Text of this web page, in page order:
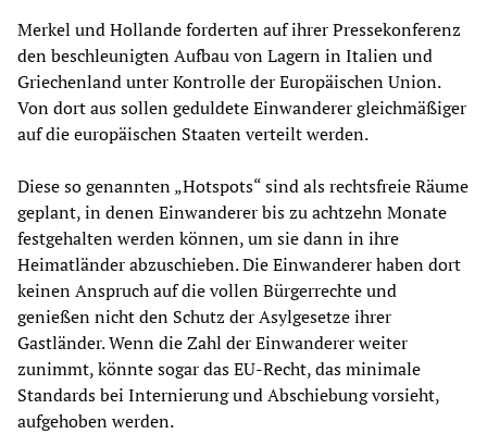
Merkel und Hollande forderten auf ihrer Pressekonferenz
den beschleunigten Aufbau von Lagern in Italien und
Griechenland unter Kontrolle der Europäischen Union.
Von dort aus sollen geduldete Einwanderer gleichmäßiger
auf die europäischen Staaten verteilt werden.
Diese so genannten „Hotspots“ sind als rechtsfreie Räume
geplant, in denen Einwanderer bis zu achtzehn Monate
festgehalten werden können, um sie dann in ihre
Heimatländer abzuschieben. Die Einwanderer haben dort
keinen Anspruch auf die vollen Bürgerrechte und
genießen nicht den Schutz der Asylgesetze ihrer
Gastländer. Wenn die Zahl der Einwanderer weiter
zunimmt, könnte sogar das EU-Recht, das minimale
Standards bei Internierung und Abschiebung vorsieht,
aufgehoben werden.